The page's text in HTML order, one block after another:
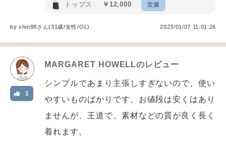
トップス ￥12,000 定価
byshin88さん(31歳/女性/OL) 2023/01/07 11:01:26
MARGARET HOWELLのレビュー
1
シンプルであまり主張しすぎないので、使い
やすいものばかりです。お値段は安くはあり
ませんが、王道で、素材などの質が良く長く
着れます。